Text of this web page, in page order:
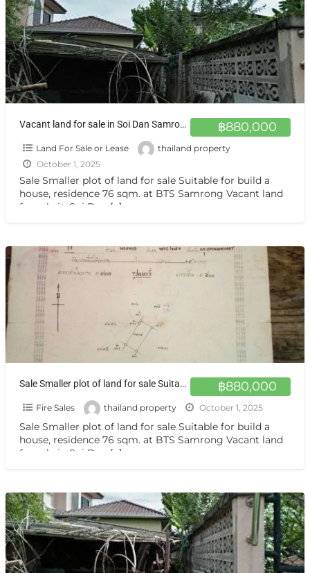
฿880,000
Vacant land for sale in Soi Dan Samrong or Sukhumvit 113, near Imperial World Samrong, Big C Shopping mallที่ดิน 19 ตรว.
Land For Sale or Lease
thailand property
October 1, 2025
Sale Smaller plot of land for sale Suitable for build a
house, residence 76 sqm. at BTS Samrong Vacant land
for sale in Soi Dan […]
฿880,000
Sale Smaller plot of land for sale Suitable for build a house, residence 76 sqm. at BTS Samrong
Fire Sales thailand property October 1, 2025
Sale Smaller plot of land for sale Suitable for build a
house, residence 76 sqm. at BTS Samrong Vacant land
for sale in Soi Dan […]